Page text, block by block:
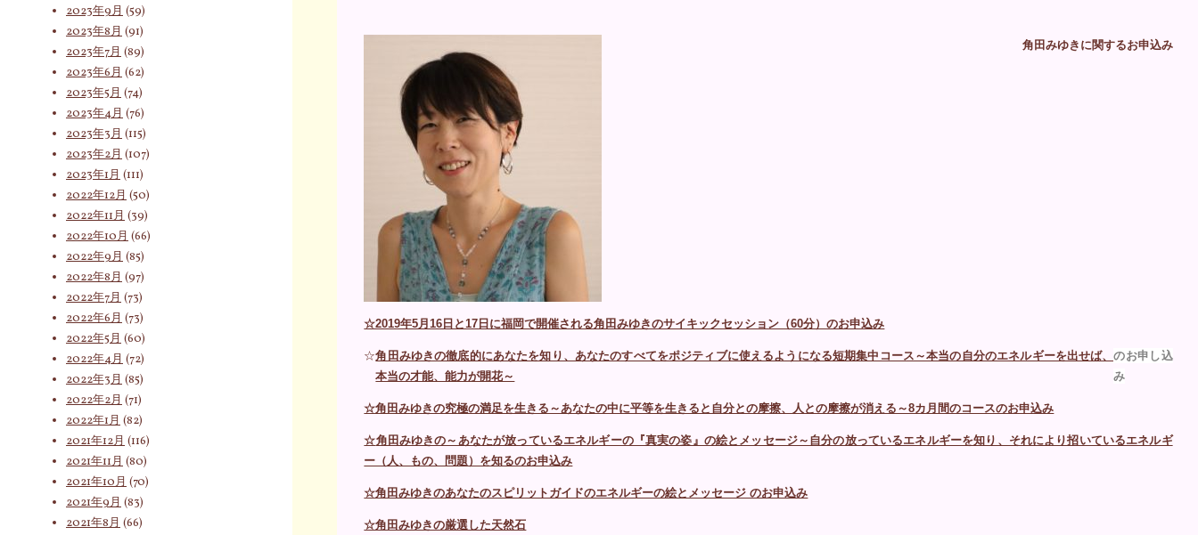
角田みゆきに関するお申込み
☆2019年5月16日と17日に福岡で開催される角田みゆきのサイキックセッション（60分）のお申込み
☆角田みゆきの徹底的にあなたを知り、あなたのすべてをポジティブに使えるようになる短期集中コース～本当の自分のエネルギーを出せば、
本当の才能、能力が開花～
のお申し込
み
☆角田みゆきの究極の満足を生きる～あなたの中に平等を生きると自分との摩擦、人との摩擦が消える～8カ月間のコースのお申込み
☆角田みゆきの～あなたが放っているエネルギーの『真実の姿』の絵とメッセージ～自分の放っているエネルギーを知り、それにより招いているエネルギ
ー（人、もの、問題）を知るのお申込み
☆角田みゆきのあなたのスピリットガイドのエネルギーの絵とメッセージ のお申込み
☆角田みゆきの厳選した天然石
2023年9月 (59)
2023年8月 (91)
2023年7月 (89)
2023年6月 (62)
2023年5月 (74)
2023年4月 (76)
2023年3月 (115)
2023年2月 (107)
2023年1月 (111)
2022年12月 (50)
2022年11月 (39)
2022年10月 (66)
2022年9月 (85)
2022年8月 (97)
2022年7月 (73)
2022年6月 (73)
2022年5月 (60)
2022年4月 (72)
2022年3月 (85)
2022年2月 (71)
2022年1月 (82)
2021年12月 (116)
2021年11月 (80)
2021年10月 (70)
2021年9月 (83)
2021年8月 (66)